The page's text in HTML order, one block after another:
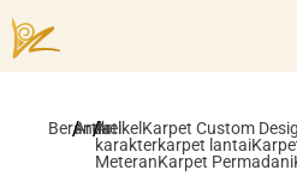
Beranda
/Artikel
/Artikel Karpet Custom
karakterkarpet lantai
MeteranKarpet Permadani